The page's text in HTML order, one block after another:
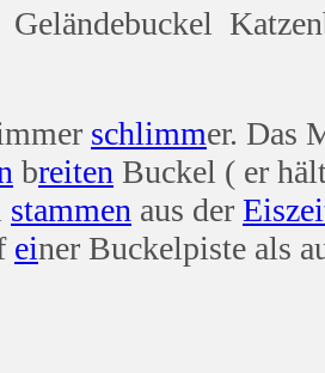
Geländebuckel
schlimmer. Das
breiten Buckel ( er
stammen aus der Eis
einer Buckelpiste als